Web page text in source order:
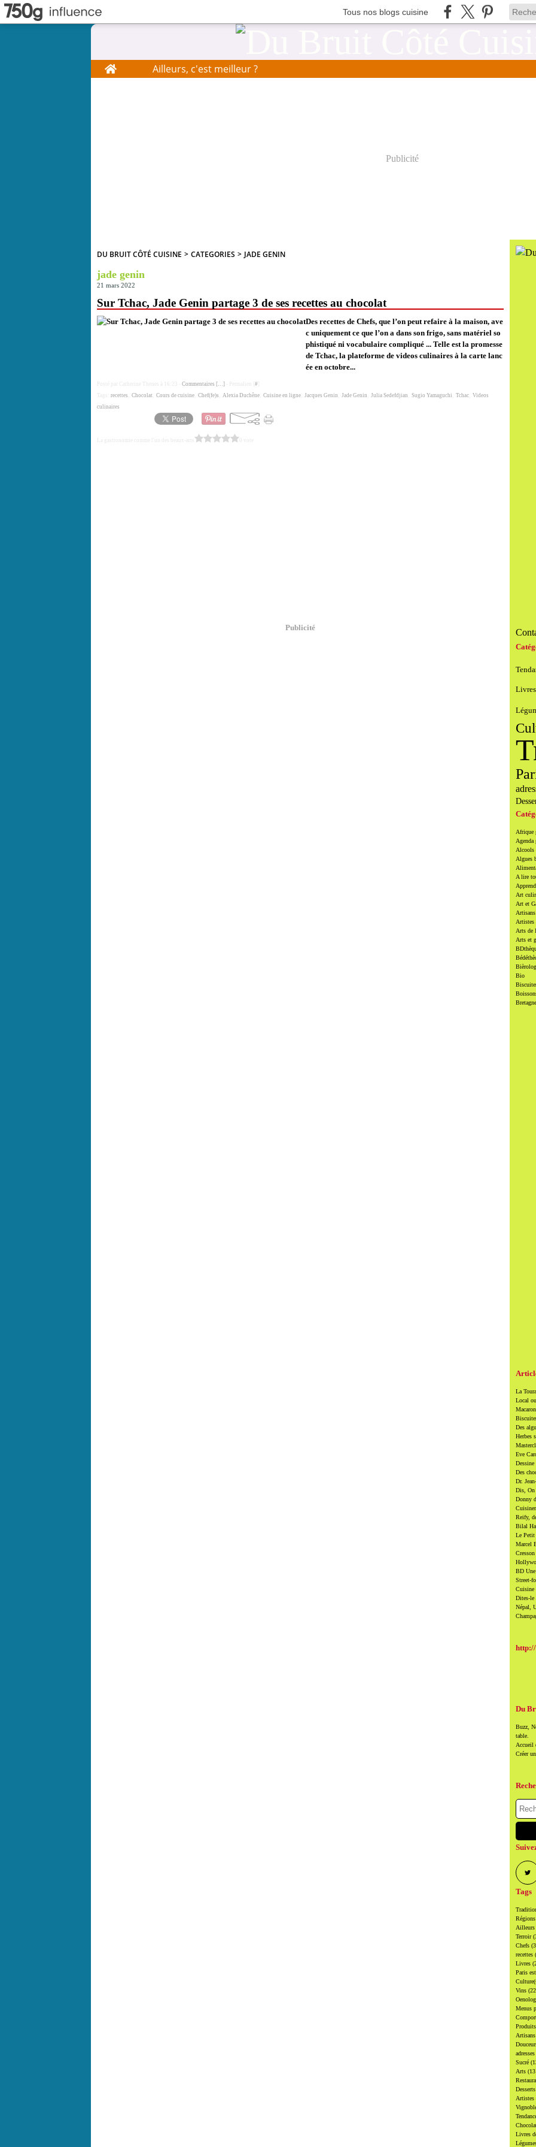
Tous nos blogs cuisine
Home Ailleurs, c'est meilleur ?
Publicité
DU BRUIT CÔTÉ CUISINE > CATEGORIES > JADE GENIN
jade genin
21 mars 2022
Sur Tchac, Jade Genin partage 3 de ses recettes au chocolat
Des recettes de Chefs, que l’on peut refaire à la maison, ave
c uniquement ce que l’on a dans son frigo, sans matériel so
phistiqué ni vocabulaire compliqué ... Telle est la promesse
de Tchac, la plateforme de videos culinaires à la carte lanc
ée en octobre...
Posté par Catherine Thenes à 16:23 - Commentaires […] - Permalien [ #
recettes Chocolat Cours de cuisine Chef(fe)s Alexia Duchêne Cuisine en ligne Jacques Genin Jade Genin Julia Sedefdjian Sugio Yamaguchi Tchac Videos
culinaires
La gastronomie comme l'un des beaux-arts
Publicité
Afrique
Agenda
Alcools
Algues
A lire
Art
Art et
Artistes
Arts de
Arts et
Bio
La
Local
Des
Herbes
Eve
Des
Dr.
Dis, On
Donny
Reify,
Bilal
Le Petit
Marcel
BD Une
Street-
Cuisine
Dites-le
Népal,
Du
Buzz,
table.
Accueil
Créer
Tags
Régions
Ailleurs
Terroir
Chefs
recettes
Livres
Paris
Vins
Menus
Produits
Artisans
adresses
Sucré
Arts
Desserts
Artistes
Livres